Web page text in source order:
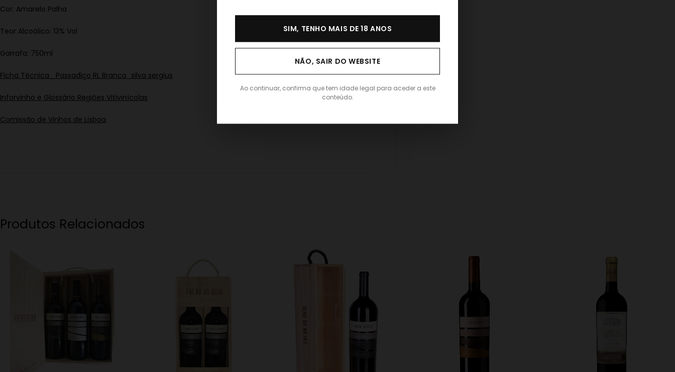
Cor: Amarelo Palha
Teor Alcoólico: 13% Vol
Garrafa: 750ml
Ficha Técnica_ Passadiço RL Branco_silva sergius
Inforvinho e Glossário Regiões Vitivinícolas
Comissão de Vinhos de Lisboa
Produtos Relacionados
SIM, TENHO MAIS DE 18 ANOS
NÃO, SAIR DO WEBSITE
Ao continuar, confirma que tem idade legal para aceder a este
conteúdo.